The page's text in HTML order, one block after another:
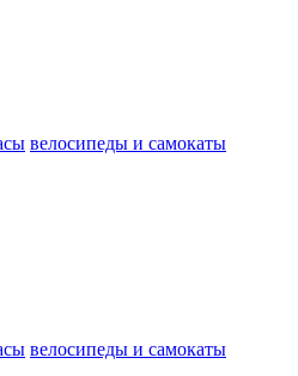
велосипеды и самокаты
велосипеды и самокаты